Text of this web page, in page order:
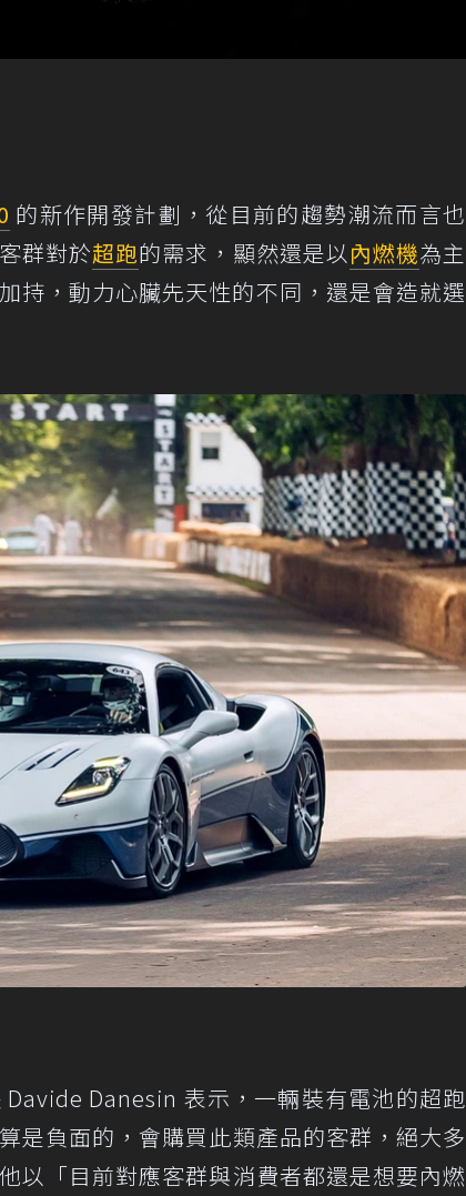
的新作開發計劃，從目前的趨勢潮流而言也
群對於超跑的需求，顯然還是以內燃機為主
持，動力心臟先天性的不同，還是會造就選
Danesin 表示，一輛裝有電池的超跑
是負面的，會購買此類產品的客群，絕大多
以「目前對應客群與消費者都還是想要內燃